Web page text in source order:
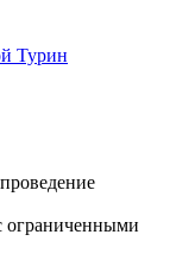
Турин
ограниченными